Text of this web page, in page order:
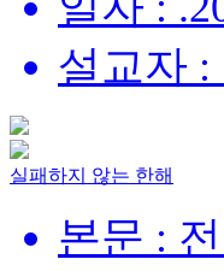
설교자 :
실패하지 않는 한해
본문 :